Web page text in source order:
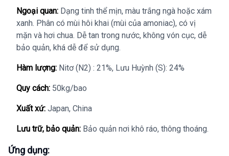
Ngoại quan: Dạng tinh thể mịn, màu trắng ngà hoặc xám
xanh. Phân có mùi hôi khai (mùi của amoniac), có vị
mặn và hơi chua. Dễ tan trong nước, không vón cục, dễ
bảo quản, khá dễ để sử dụng.
Hàm lượng: Nitơ (N2) : 21%, Lưu Huỳnh (S): 24%
Quy cách: 50kg/bao
Xuất xứ: Japan, China
Lưu trữ, bảo quản: Bảo quản nơi khô ráo, thông thoáng.
Ứng dụng: